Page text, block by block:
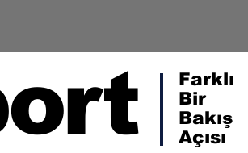
Farklı
Bir
Bakış
Açısı